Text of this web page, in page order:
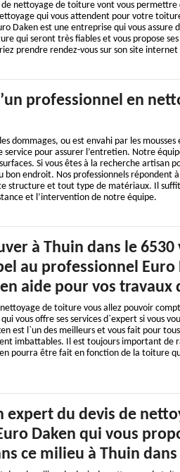
de nettoyage de toiture vont vous
qui vous attendent pour votre
Daken est une entreprise qui vous assure
qui seront très fiables et vous propose ses
prendre rendez-vous sur son site internet
professionnel en
dommages, ou est envahi par les mousses
pour assurer l’entretien. Notre
Si vous êtes à la recherche artisan
bon endroit. Nos professionnels répondent
structure et tout type de matériaux. Il
et l’intervention de notre équipe.
à Thuin dans le 6530
au professionnel Euro
aide pour vos travaux
de toiture vous allez pouvoir
vous offre ses services d`expert si vous
est l`un des meilleurs et vous fait pour
imbattables. Il est toujours important de
pourra être fait en fonction de la toiture
expert du devis de
Daken qui vous
ce milieu à Thuin dans